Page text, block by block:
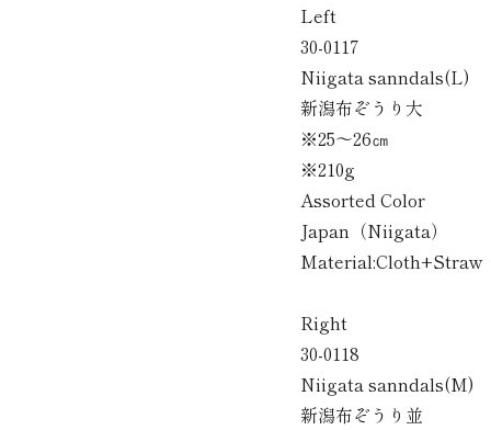
Left
30-0117
Niigata sanndals(L)
新潟布ぞうり大
※25～26㎝
※210g
Assorted Color
Japan（Niigata）
Material:Cloth+Straw
Right
30-0118
Niigata sanndals(M)
新潟布ぞうり並